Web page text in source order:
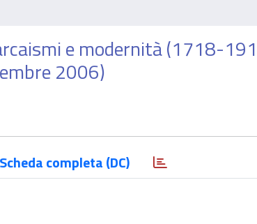
e modernità (1718-
2006)
Scheda completa (DC)